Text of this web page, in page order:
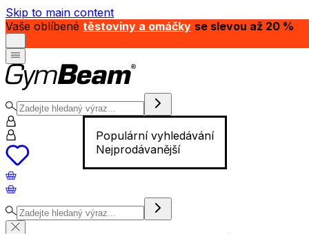
Skip to main content
Vaše oblíbené těstoviny a omáčky se slevou až 20 %
Populární vyhledávání
Nejprodávanější